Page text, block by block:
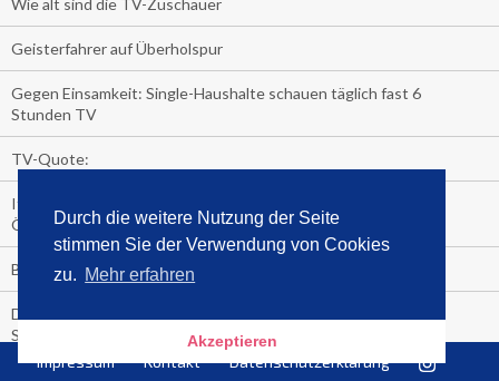
Durch die weitere Nutzung der Seite
stimmen Sie der Verwendung von Cookies
zu. Mehr erfahren
Akzeptieren
Wie alt sind die TV-Zuschauer
Geisterfahrer auf Überholspur
Gegen Einsamkeit: Single-Haushalte schauen täglich fast 6
Stunden TV
TV-Quote:
Italienisches Kochbuch schießt auf Nummer 1 in Deutschland,
Österreich und Schweiz
Blick in die Garage der TV-Dauerglotzer
Die Deutschen investieren, während die Österreicher und
Schweizer noch nachdenken, wie sie reich werden.
Impressum Kontakt Datenschutzerklärung